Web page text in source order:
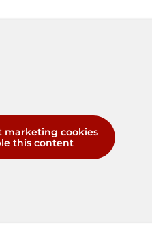
marketing cookies
this content